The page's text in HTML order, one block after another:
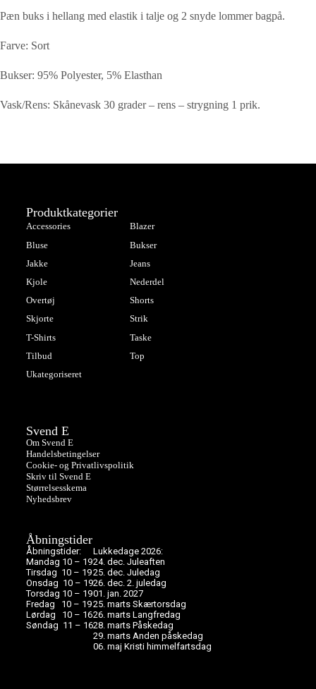
Pæn buks i hellang med elastik i talje og 2 snyde lommer bagpå.
Farve: Sort
Bukser: 95% Polyester, 5% Elasthan
Vask/Rens: Skånevask 30 grader – rens – strygning 1 prik.
Produktkategorier
Accessories
Blazer
Bluse
Bukser
Jakke
Jeans
Kjole
Nederdel
Overtøj
Shorts
Skjorte
Strik
T-Shirts
Taske
Tilbud
Top
Ukategoriseret
Svend E
Om Svend E
Handelsbetingelser
Cookie- og Privatlivspolitik
Skriv til Svend E
Størrelsesskema
Nyhedsbrev
Åbningstider
Åbningstider:
Mandag 10 – 19
Tirsdag 10 – 19
Onsdag 10 – 19
Torsdag 10 – 19
Fredag 10 – 19
Lørdag 10 – 16
Søndag 11 – 16
Lukkedage 2026:
24. dec. Juleaften
25. dec. Juledag
26. dec. 2. juledag
01. jan. 2027
25. marts Skærtorsdag
26. marts Langfredag
28. marts Påskedag
29. marts Anden påskedag
06. maj Kristi himmelfartsdag